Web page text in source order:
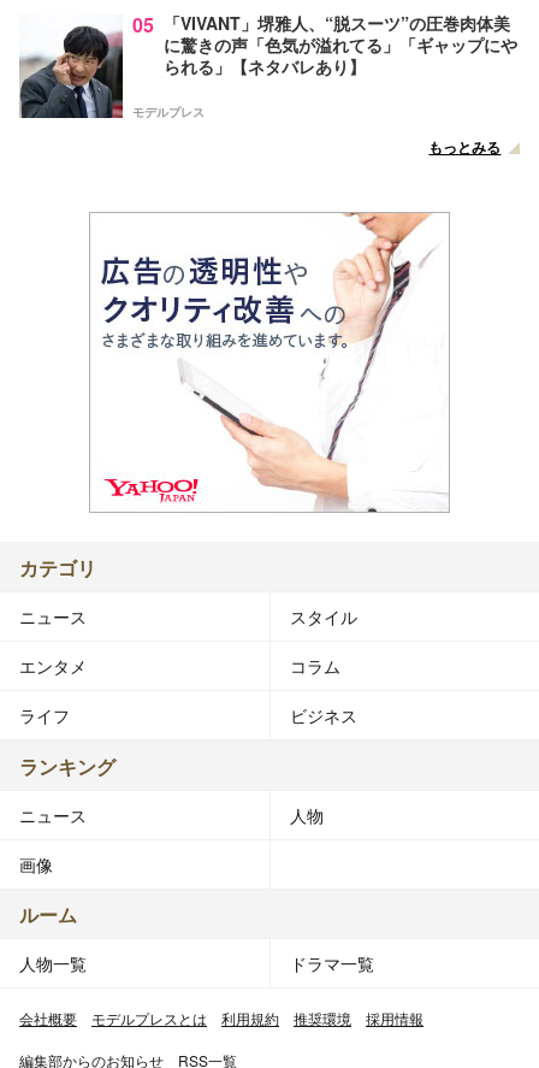
05
「VIVANT」堺雅人、“脱スーツ”の圧巻肉体美
に驚きの声「色気が溢れてる」「ギャップにや
られる」【ネタバレあり】
モデルプレス
もっとみる
カテゴリ
ニュース スタイル
エンタメ コラム
ライフ ビジネス
ランキング
ニュース 人物
画像
ルーム
人物一覧 ドラマ一覧
会社概要 モデルプレスとは 利用規約 推奨環境 採用情報
編集部からのお知らせ RSS一覧